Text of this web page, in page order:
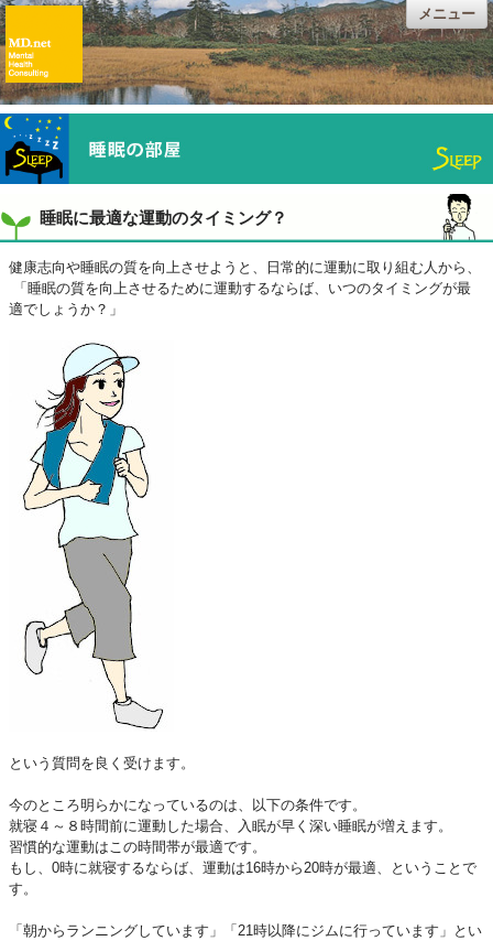
メニュー
睡眠に最適な運動のタイミング？
健康志向や睡眠の質を向上させようと、日常的に運動に取り組む人から、
「睡眠の質を向上させるために運動するならば、いつのタイミングが最
適でしょうか？」
という質問を良く受けます。
今のところ明らかになっているのは、以下の条件です。
就寝４～８時間前に運動した場合、入眠が早く深い睡眠が増えます。
習慣的な運動はこの時間帯が最適です。
もし、0時に就寝するならば、運動は16時から20時が最適、ということで
す。
「朝からランニングしています」「21時以降にジムに行っています」とい